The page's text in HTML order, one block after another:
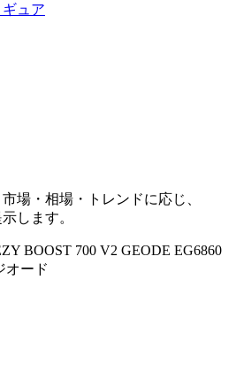
ュア
場・相場・トレンドに応じ、
します。